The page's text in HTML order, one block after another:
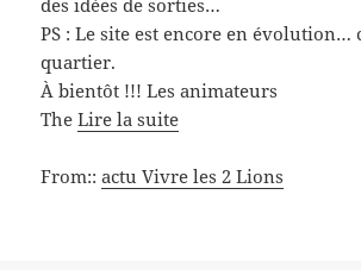
des idées de sorties…
PS : Le site est encore en évolution…
quartier.
À bientôt !!! Les animateurs
TheLire la suite
From::actu Vivre les 2 Lions